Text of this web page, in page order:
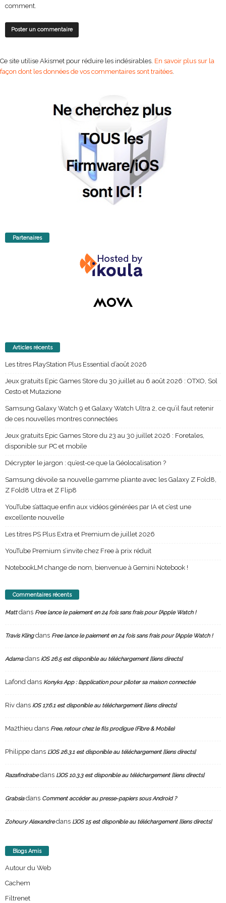
comment.
Ce site utilise Akismet pour réduire les indésirables. En savoir plus sur la
façon dont les données de vos commentaires sont traitées.
Partenaires
Articles récents
Les titres PlayStation Plus Essential d’août 2026
Jeux gratuits Epic Games Store du 30 juillet au 6 août 2026 : OTXO, Sol
Cesto et Mutazione
Samsung Galaxy Watch 9 et Galaxy Watch Ultra 2, ce qu’il faut retenir
de ces nouvelles montres connectées
Jeux gratuits Epic Games Store du 23 au 30 juillet 2026 : Foretales,
disponible sur PC et mobile
Décrypter le jargon : qu’est-ce que la Géolocalisation ?
Samsung dévoile sa nouvelle gamme pliante avec les Galaxy Z Fold8,
Z Fold8 Ultra et Z Flip8
YouTube s’attaque enfin aux vidéos générées par IA et c’est une
excellente nouvelle
Les titres PS Plus Extra et Premium de juillet 2026
YouTube Premium s’invite chez Free à prix réduit
NotebookLM change de nom, bienvenue à Gemini Notebook !
Commentaires récents
Mattdans Free lance le paiement en 24 fois sans frais pour l’Apple Watch !
Travis Klingdans Free lance le paiement en 24 fois sans frais pour l’Apple Watch !
Adamadans iOS 26.5 est disponible au téléchargement [liens directs]
Lafond dans Konyks App : l’application pour piloter sa maison connectée
Riv dans iOS 17.6.1 est disponible au téléchargement [liens directs]
Ma2thieu dans Free, retour chez le fils prodigue (Fibre & Mobile)
Philippe dans L’iOS 26.3.1 est disponible au téléchargement [liens directs]
Razafindrabedans L’iOS 10.3.3 est disponible au téléchargement [liens directs]
Grabsiadans Comment accéder au presse-papiers sous Android ?
Zohoury Alexandredans L’iOS 15 est disponible au téléchargement [liens directs]
Blogs Amis
Autour du Web
Cachem
Filtrenet